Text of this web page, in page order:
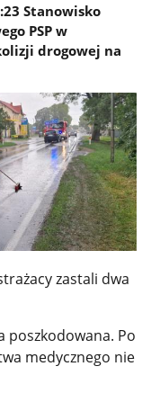
Stanowisko
PSP w
drogowej na
zastali dwa
poszkodowana. Po
medycznego nie